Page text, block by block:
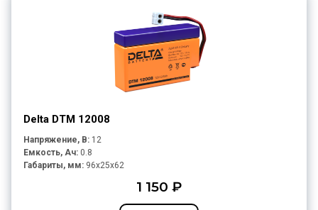
Delta DTM 12008
Напряжение, В: 12
Емкость, Ач: 0.8
Габариты, мм: 96x25x62
1 150 ₽